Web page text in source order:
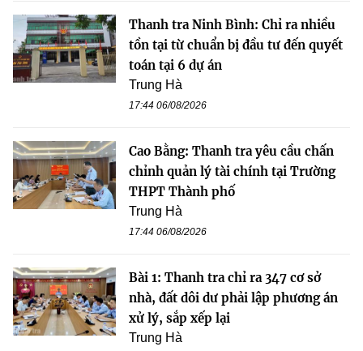
Thanh tra Ninh Bình: Chỉ ra nhiều
tồn tại từ chuẩn bị đầu tư đến quyết
toán tại 6 dự án
Trung Hà
17:44 06/08/2026
Cao Bằng: Thanh tra yêu cầu chấn
chỉnh quản lý tài chính tại Trường
THPT Thành phố
Trung Hà
17:44 06/08/2026
Bài 1: Thanh tra chỉ ra 347 cơ sở
nhà, đất dôi dư phải lập phương án
xử lý, sắp xếp lại
Trung Hà